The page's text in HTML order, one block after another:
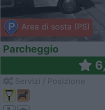
Area di sosta (PS)
Parcheggio